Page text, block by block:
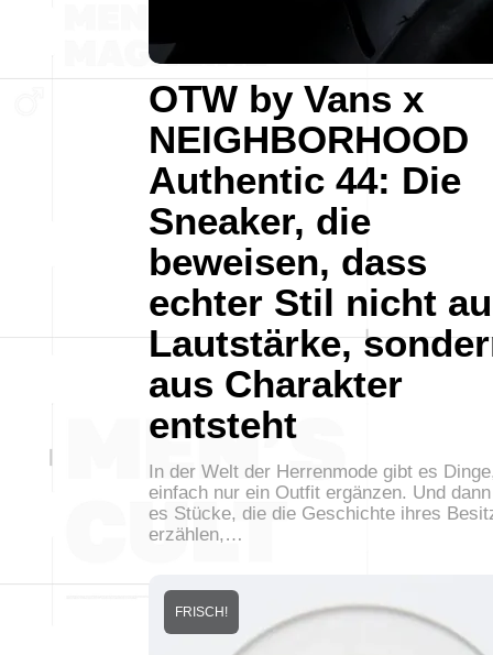
OTW by Vans x
NEIGHBORHOOD
Authentic 44: Die
Sneaker, die
beweisen, dass
echter Stil nicht
Lautstärke,
aus Charakter
entsteht
In der Welt der Herrenmode gibt es
einfach nur ein Outfit ergänzen. Und
es Stücke, die die Geschichte ihres
erzählen,…
FRISCH!